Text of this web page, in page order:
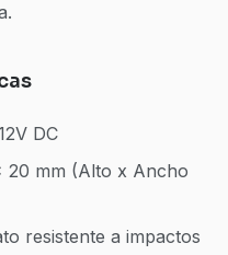
DC
20 mm (Alto x Ancho
resistente a impactos